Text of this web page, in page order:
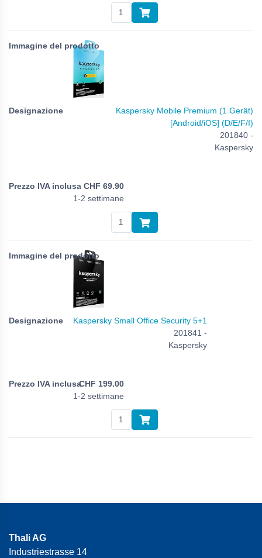
Kaspersky Mobile Premium (1 Gerät)
[Android/iOS] (D/E/F/I)
201840 -
Kaspersky
CHF 69.90
1-2 settimane
Kaspersky Small Office Security 5+1
201841 -
Kaspersky
CHF 199.00
1-2 settimane
Thali AG
Industriestrasse 14